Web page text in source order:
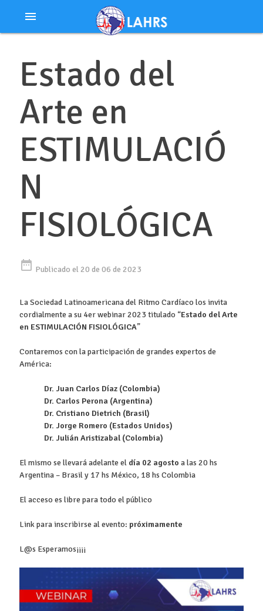
menu
Estado del
Arte en
ESTIMULACIÓ
N
FISIOLÓGICA
date_range Publicado el 20 de 06 de 2023
La Sociedad Latinoamericana del Ritmo Cardíaco los invita
cordialmente a su 4er webinar 2023 titulado “Estado del Arte
en ESTIMULACIÓN FISIOLÓGICA”
Contaremos con la participación de grandes expertos de
América:
Dr. Juan Carlos Díaz (Colombia)
Dr. Carlos Perona (Argentina)
Dr. Cristiano Dietrich (Brasil)
Dr. Jorge Romero (Estados Unidos)
Dr. Julián Aristizabal (Colombia)
El mismo se llevará adelante el día 02 agosto a las 20 hs
Argentina – Brasil y 17 hs México, 18 hs Colombia
El acceso es libre para todo el público
Link para inscribirse al evento: próximamente
L@s Esperamos¡¡¡¡